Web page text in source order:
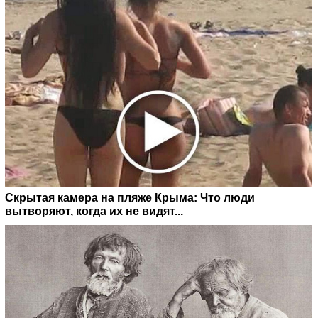
Скрытая камера на пляже Крыма: Что люди
вытворяют, когда их не видят...